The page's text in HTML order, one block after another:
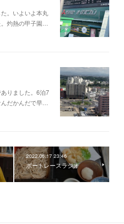
。いよいよ本丸
灼熱の甲子園…
りました。6泊7
だかんだで早…
2022.06.17 23:46
ボートレースラジオ